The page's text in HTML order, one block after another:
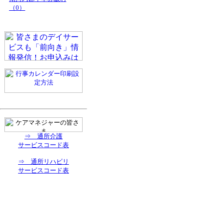
（0）
⇒ 通所介護
サービスコード表
⇒ 通所リハビリ
サービスコード表